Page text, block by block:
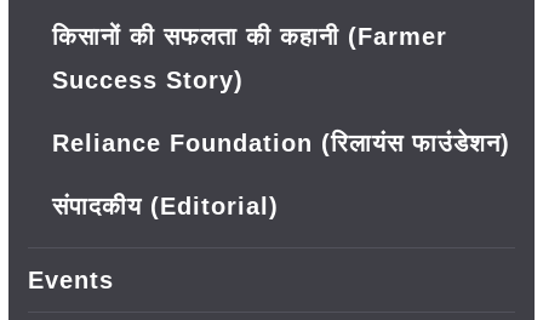
किसानों की सफलता की कहानी (Farmer
Success Story)
Reliance Foundation (रिलायंस फाउंडेशन)
संपादकीय (Editorial)
Events